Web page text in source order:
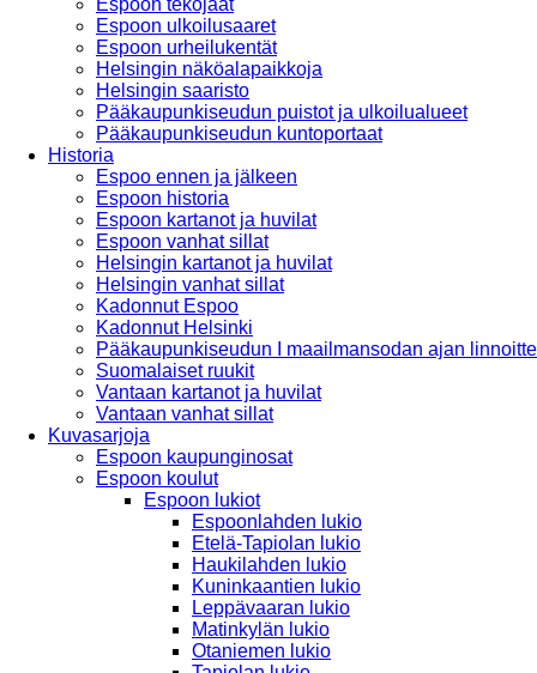
Espoon ulkoilusaaret
Espoon urheilukentät
Helsingin näköalapaikkoja
Helsingin saaristo
Pääkaupunkiseudun puistot ja ulkoilualueet
Pääkaupunkiseudun kuntoportaat
Historia
Espoo ennen ja jälkeen
Espoon historia
Espoon kartanot ja huvilat
Espoon vanhat sillat
Helsingin kartanot ja huvilat
Helsingin vanhat sillat
Kadonnut Espoo
Kadonnut Helsinki
Pääkaupunkiseudun I maailmansodan ajan
Suomalaiset ruukit
Vantaan kartanot ja huvilat
Vantaan vanhat sillat
Kuvasarjoja
Espoon kaupunginosat
Espoon koulut
Espoon lukiot
Espoonlahden lukio
Etelä-Tapiolan lukio
Haukilahden lukio
Kuninkaantien lukio
Leppävaaran lukio
Matinkylän lukio
Otaniemen lukio